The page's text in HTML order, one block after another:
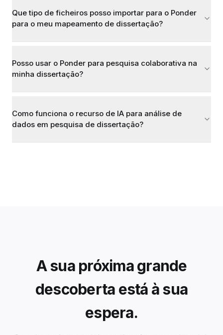
Que tipo de ficheiros posso importar para o Ponder
para o meu mapeamento de dissertação?
Posso usar o Ponder para pesquisa colaborativa na
minha dissertação?
Como funciona o recurso de IA para análise de
dados em pesquisa de dissertação?
A sua próxima grande
descoberta está à sua
espera.